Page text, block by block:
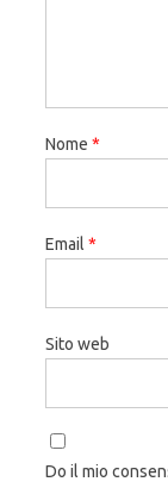
Nome *
Email *
Sito web
Do il mio